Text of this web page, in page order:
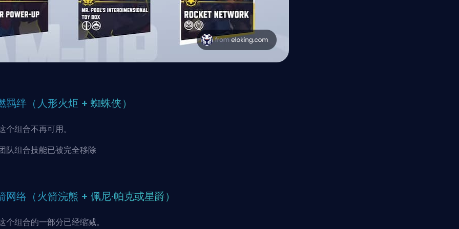
羁绊（人形火炬 + 蜘蛛侠）
个组合不再可用。
队组合技能已被完全移除
网络（火箭浣熊 + 佩尼·帕克或星爵）
个组合的一部分已经缩减。